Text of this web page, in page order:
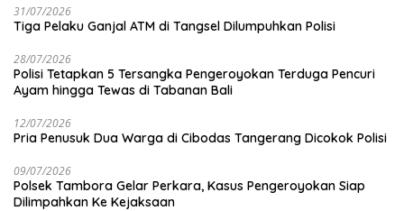
31/07/2026
Tiga Pelaku Ganjal ATM di Tangsel Dilumpuhkan Polisi
28/07/2026
Polisi Tetapkan 5 Tersangka Pengeroyokan Terduga Pencuri
Ayam hingga Tewas di Tabanan Bali
12/07/2026
Pria Penusuk Dua Warga di Cibodas Tangerang Dicokok Polisi
09/07/2026
Polsek Tambora Gelar Perkara, Kasus Pengeroyokan Siap
Dilimpahkan Ke Kejaksaan